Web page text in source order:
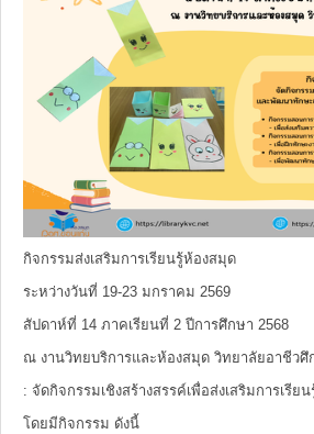
กิจกรรมส่งเสริมการเรียนรู้ห้องสมุด
ระหว่างวันที่ 19-23 มกราคม 2569
สัปดาห์ที่ 14 ภาคเรียนที่ 2 ปีการศึกษา 2568
ณ งานวิทยบริการและห้องสมุด วิทยาลัยอาชีว
: จัดกิจกรรมเชิงสร้างสรรค์เพื่อส่งเสริมการเ
โดยมีกิจกรรม ดังนี้